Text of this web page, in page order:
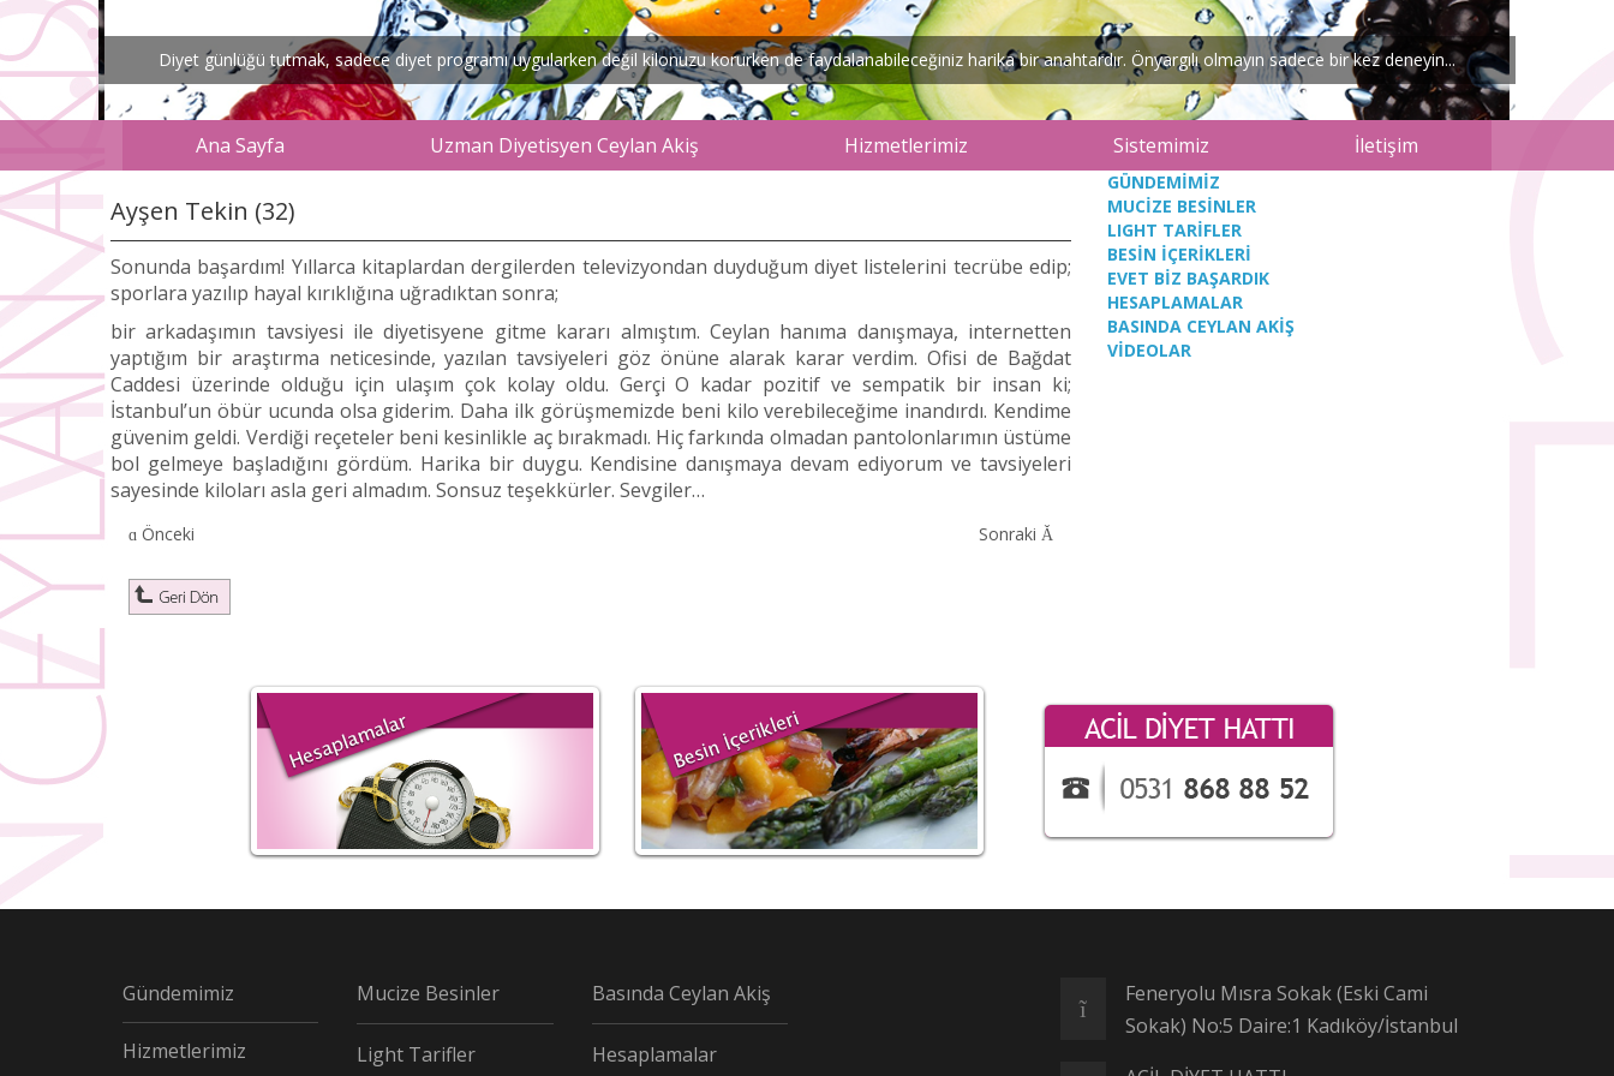
Diyet günlüğü tutmak, sadece diyet programı uygularken değil kilonuzu korurken de faydalanabileceğiniz harika bir anahtardır. Önyargılı olmayın sadece bir kez deneyin...
Ana Sayfa Uzman Diyetisyen Ceylan Akiş Hizmetlerimiz Sistemimiz İletişim
Ayşen Tekin (32)
Sonunda başardım! Yıllarca kitaplardan dergilerden televizyondan duyduğum diyet listelerini tecrübe edip;
sporlara yazılıp hayal kırıklığına uğradıktan sonra;
bir arkadaşımın tavsiyesi ile diyetisyene gitme kararı almıştım. Ceylan hanıma danışmaya, internetten
yaptığım bir araştırma neticesinde, yazılan tavsiyeleri göz önüne alarak karar verdim. Ofisi de Bağdat
Caddesi üzerinde olduğu için ulaşım çok kolay oldu. Gerçi O kadar pozitif ve sempatik bir insan ki;
İstanbul’un öbür ucunda olsa giderim. Daha ilk görüşmemizde beni kilo verebileceğime inandırdı. Kendime
güvenim geldi. Verdiği reçeteler beni kesinlikle aç bırakmadı. Hiç farkında olmadan pantolonlarımın üstüme
bol gelmeye başladığını gördüm. Harika bir duygu. Kendisine danışmaya devam ediyorum ve tavsiyeleri
sayesinde kiloları asla geri almadım. Sonsuz teşekkürler. Sevgiler…
Önceki Sonraki
GÜNDEMİMİZ
MUCİZE BESİNLER
LIGHT TARİFLER
BESİN İÇERİKLERİ
EVET BİZ BAŞARDIK
HESAPLAMALAR
BASINDA CEYLAN AKİŞ
VİDEOLAR
Gündemimiz
Hizmetlerimiz
Mucize Besinler
Light Tarifler
Basında Ceylan Akiş
Hesaplamalar
Feneryolu Mısra Sokak (Eski Cami
Sokak) No:5 Daire:1 Kadıköy/İstanbul